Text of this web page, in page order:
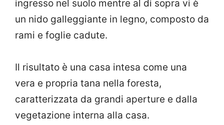
ingresso nel suolo mentre al di sopra vi è
un nido galleggiante in legno, composto da
rami e foglie cadute.
Il risultato è una casa intesa come una
vera e propria tana nella foresta,
caratterizzata da grandi aperture e dalla
vegetazione interna alla casa.